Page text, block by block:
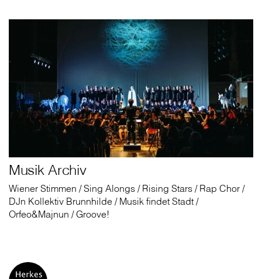
Musik Archiv
Wiener Stimmen / Sing Alongs / Rising Stars / Rap Chor /
DJn Kollektiv Brunnhilde / Musik findet Stadt /
Orfeo&Majnun / Groove!